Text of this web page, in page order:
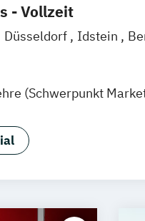
- Vollzeit
Düsseldorf Idstein
(Schwerpunkt
Digitales Marketing